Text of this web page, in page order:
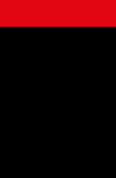
ke